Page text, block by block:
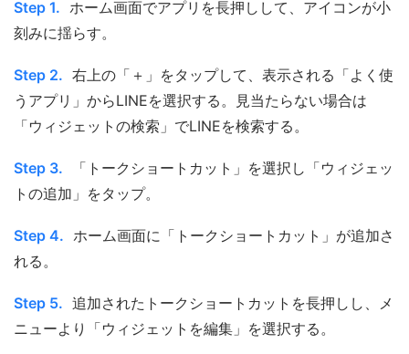
Step 1. ホーム画面でアプリを長押しして、アイコンが小
刻みに揺らす。
Step 2. 右上の「＋」をタップして、表示される「よく使
うアプリ」からLINEを選択する。見当たらない場合は
「ウィジェットの検索」でLINEを検索する。
Step 3.
「トークショートカット」を選択し「ウィジェッ
トの追加」をタップ。
Step 4. ホーム画面に「トークショートカット」が追加さ
れる。
Step 5. 追加されたトークショートカットを長押しし、メ
ニューより「ウィジェットを編集」を選択する。